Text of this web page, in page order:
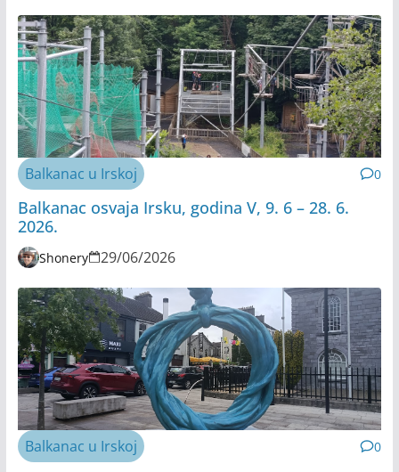
Balkanac u Irskoj 0
Balkanac osvaja Irsku, godina V, 9. 6 – 28. 6.
2026.
Shonery 29/06/2026
Balkanac u Irskoj 0